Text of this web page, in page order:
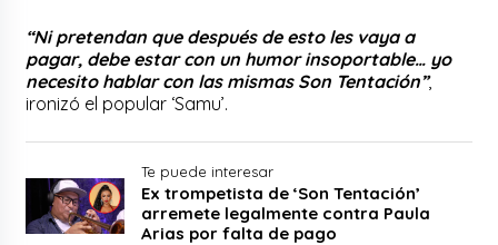
“Ni pretendan que después de esto les vaya a
pagar, debe estar con un humor insoportable… yo
necesito hablar con las mismas Son Tentación”,
ironizó el popular ‘Samu’.
Te puede interesar
Ex trompetista de ‘Son Tentación’
arremete legalmente contra Paula
Arias por falta de pago